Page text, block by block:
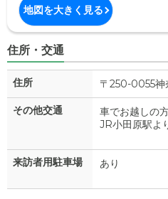
地図を大きく見る
住所・交通
住所 〒250-0055神
その他交通
車でお越しの
JR小田原駅よ
来訪者用駐車場 あり